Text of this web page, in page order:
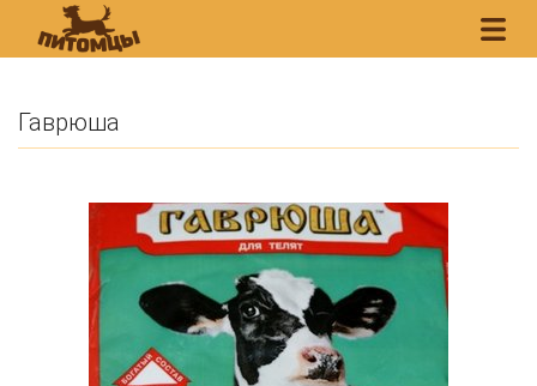
Гаврюша